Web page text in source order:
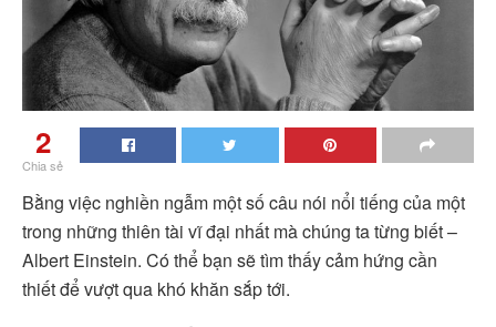
2
Chia sẻ
Bằng việc nghiền ngẫm một số câu nói nổi tiếng của một
trong những thiên tài vĩ đại nhất mà chúng ta từng biết –
Albert Einstein. Có thể bạn sẽ tìm thấy cảm hứng cần
thiết để vượt qua khó khăn sắp tới.